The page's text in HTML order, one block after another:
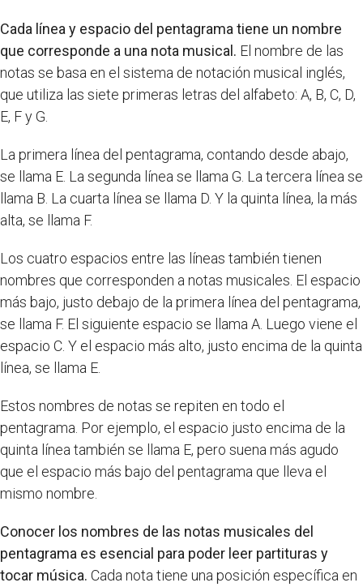
Cada línea y espacio del pentagrama tiene un nombre
que corresponde a una nota musical. El nombre de las
notas se basa en el sistema de notación musical inglés,
que utiliza las siete primeras letras del alfabeto: A, B, C, D,
E, F y G.
La primera línea del pentagrama, contando desde abajo,
se llama E. La segunda línea se llama G. La tercera línea se
llama B. La cuarta línea se llama D. Y la quinta línea, la más
alta, se llama F.
Los cuatro espacios entre las líneas también tienen
nombres que corresponden a notas musicales. El espacio
más bajo, justo debajo de la primera línea del pentagrama,
se llama F. El siguiente espacio se llama A. Luego viene el
espacio C. Y el espacio más alto, justo encima de la quinta
línea, se llama E.
Estos nombres de notas se repiten en todo el
pentagrama. Por ejemplo, el espacio justo encima de la
quinta línea también se llama E, pero suena más agudo
que el espacio más bajo del pentagrama que lleva el
mismo nombre.
Conocer los nombres de las notas musicales del
pentagrama es esencial para poder leer partituras y
tocar música. Cada nota tiene una posición específica en